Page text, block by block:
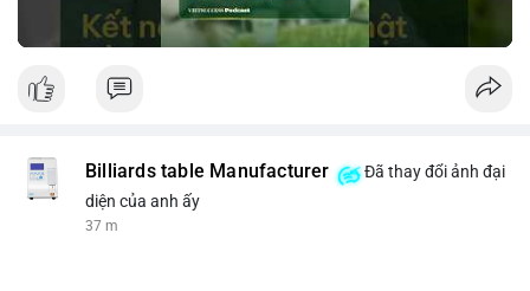
🎥 Xem video trực tiếp tại:
Billiards table Manufacturer
Đã thay đổi ảnh đại
diện của anh ấy
37 m